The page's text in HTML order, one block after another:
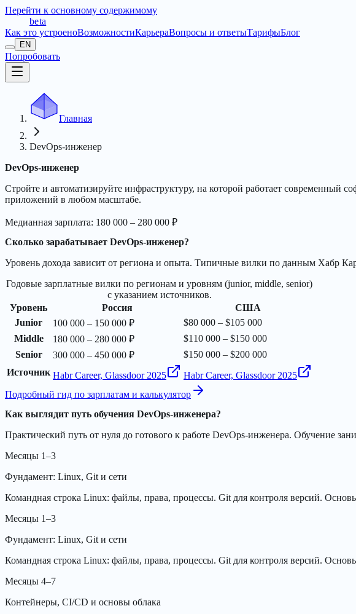
Перейти к основному содержимому
beta
Как это устроеноВозможностиКарьераВопросы и ответыТарифыБлог
EN
Попробовать
Главная
DevOps-инженер
DevOps-инженер
Стройте и автоматизируйте инфраструктуру, на которой работает
приложений в любом масштабе.
Медианная зарплата: 180 000 – 280 000 ₽
Сколько зарабатывает DevOps-инженер?
Уровень дохода зависит от региона и опыта. Типичные вилки по данным Хабр
Годовые зарплатные вилки по регионам и уровням (junior, middle, senior)
с указанием источников.
Уровень
Россия
США
Junior
100 000 – 150 000 ₽
$80 000 – $105 000
Middle
180 000 – 280 000 ₽
$110 000 – $150 000
Senior
300 000 – 450 000 ₽
$150 000 – $200 000
Источник Habr Career, Glassdoor 2025
Habr Career, Glassdoor 2025
Подробный гид по зарплатам и калькулятор
Как выглядит путь обучения DevOps-инженера?
Практический путь от нуля до готового к работе DevOps-инженера. Обучение
Месяцы 1–3
Фундамент: Linux, Git и сети
Командная строка Linux: файлы, права, процессы. Git для контроля версий.
Месяцы 1–3
Фундамент: Linux, Git и сети
Командная строка Linux: файлы, права, процессы. Git для контроля версий.
Месяцы 4–7
Контейнеры, CI/CD и основы облака